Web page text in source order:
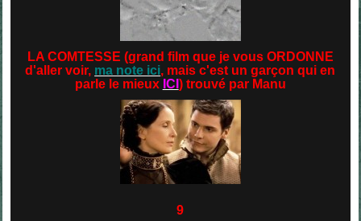
LA COMTESSE (grand film que je vous ORDONNE
d'aller voir, ma note ici, mais c'est un garçon qui en
parle le mieux ICI ) trouvé par Manu
9